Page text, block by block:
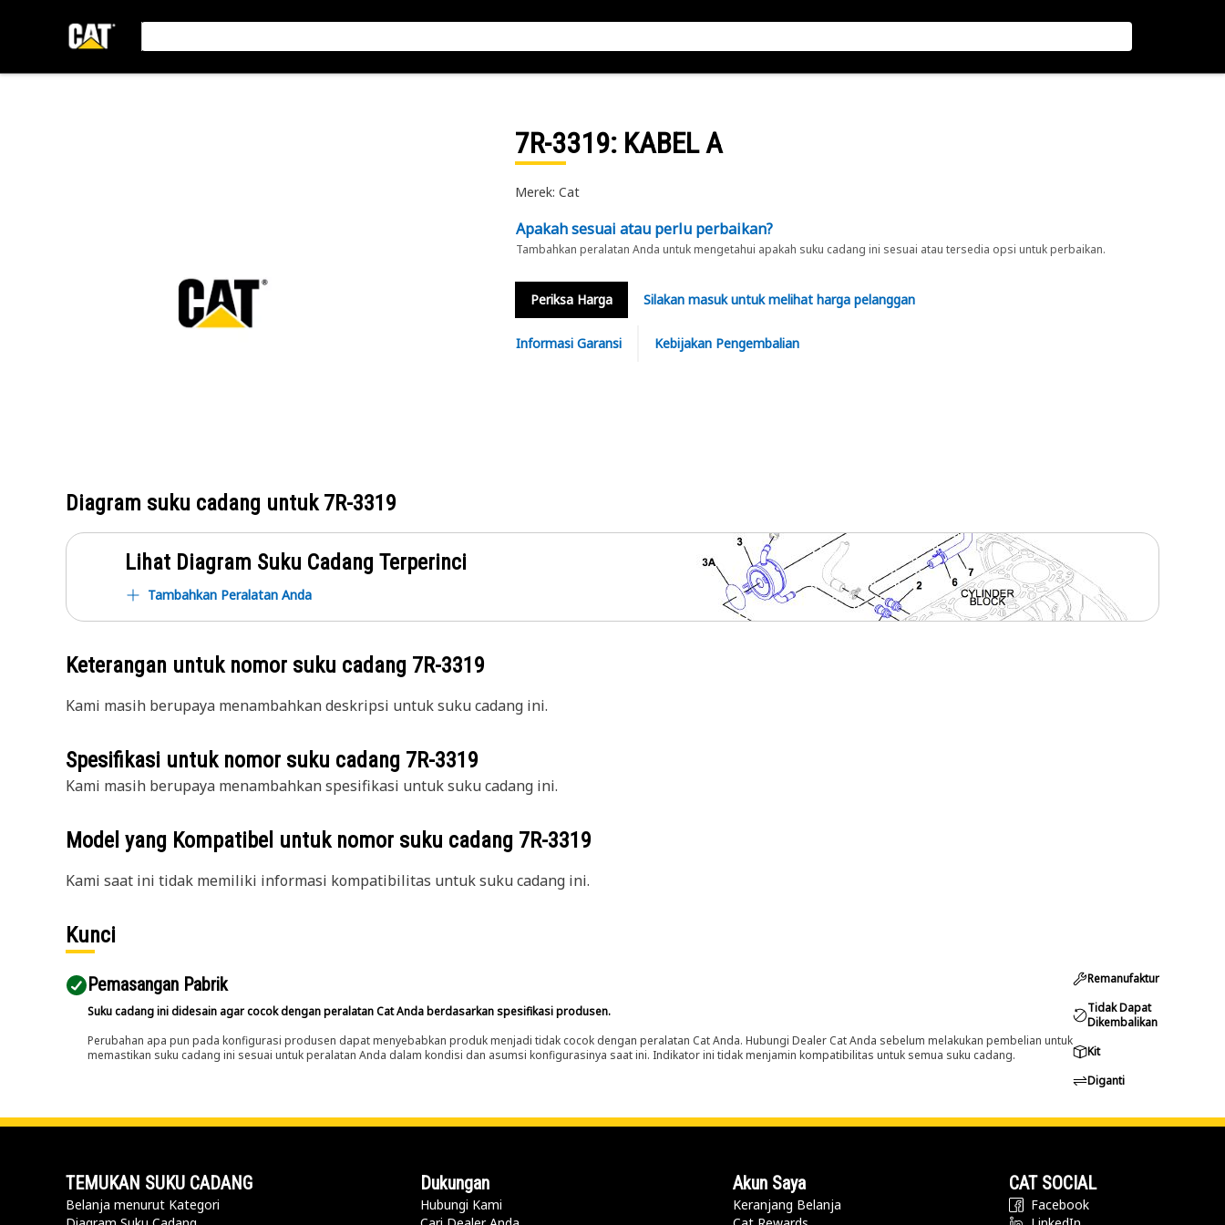
7R-3319: KABEL A
Merek: Cat
Apakah sesuai atau perlu perbaikan?
Tambahkan peralatan Anda untuk mengetahui apakah suku cadang ini sesuai atau tersedia opsi untuk perbaikan.
Periksa Harga Silakan masuk untuk melihat harga pelanggan
Informasi Garansi Kebijakan Pengembalian
Diagram suku cadang untuk7R-3319
Lihat Diagram Suku Cadang Terperinci
Tambahkan Peralatan Anda
Keterangan untuk nomor suku cadang 7R-3319
Kami masih berupaya menambahkan deskripsi untuk suku cadang ini.
Spesifikasi untuk nomor suku cadang 7R-3319
Kami masih berupaya menambahkan spesifikasi untuk suku cadang ini.
Model yang Kompatibel untuk nomor suku cadang 7R-3319
Kami saat ini tidak memiliki informasi kompatibilitas untuk suku cadang ini.
Kunci
Pemasangan Pabrik
Suku cadang ini didesain agar cocok dengan peralatan Cat Anda berdasarkan spesifikasi produsen.
Perubahan apa pun pada konfigurasi produsen dapat menyebabkan produk menjadi tidak cocok dengan peralatan Cat Anda. Hubungi Dealer Cat Anda sebelum melakukan pembelian untuk
memastikan suku cadang ini sesuai untuk peralatan Anda dalam kondisi dan asumsi konfigurasinya saat ini. Indikator ini tidak menjamin kompatibilitas untuk semua suku cadang.
Remanufaktur
Tidak Dapat
Dikembalikan
Kit
Diganti
TEMUKAN SUKU CADANG
Belanja menurut Kategori
Dukungan
Hubungi Kami
Akun Saya
Keranjang Belanja
CAT SOCIAL
Facebook